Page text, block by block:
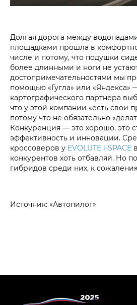
Долгая дорога между
площадками прошла в
числе и потому, что подушки
более длинными и ноги не
достопримечательностями мы
помощью «Гугла» или «Яндекса»
картографического партнера
что у этой компании «есть свои
потому что не обязательно
Конкуренция — это хорошо, это
эффективность и инновации.
кроссоверов у EVOLUTE i‑SPACE
конкурентов хоть отбавляй. Но
гибридов среди них, к
Источник: «Автопилот»